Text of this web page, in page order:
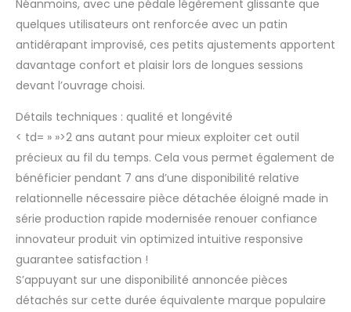
Néanmoins, avec une pédale légèrement glissante que
quelques utilisateurs ont renforcée avec un patin
antidérapant improvisé, ces petits ajustements apportent
davantage confort et plaisir lors de longues sessions
devant l’ouvrage choisi.
Détails techniques : qualité et longévité
< td= » »>2 ans autant pour mieux exploiter cet outil
précieux au fil du temps. Cela vous permet également de
bénéficier pendant 7 ans d’une disponibilité relative
relationnelle nécessaire pièce détachée éloigné made in
série production rapide modernisée renouer confiance
innovateur produit vin optimized intuitive responsive
guarantee satisfaction !
S’appuyant sur une disponibilité annoncée pièces
détachés sur cette durée équivalente marque populaire